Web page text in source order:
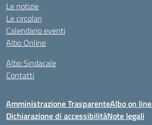
Le notizie
Le circolari
Calendario eventi
Albo Online
Albo Sindacale
Contatti
Amministrazione TrasparenteAlbo on line
Dichiarazione di accessibilitàNote legali